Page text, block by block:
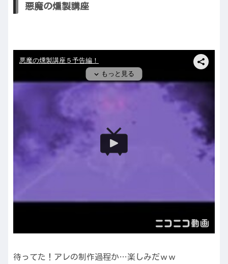
悪魔の燻製講座
待ってた！アレの制作過程か…楽しみだｗｗ